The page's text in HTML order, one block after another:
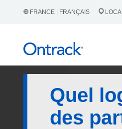
FRANCE | FRANÇAIS
Quel
des